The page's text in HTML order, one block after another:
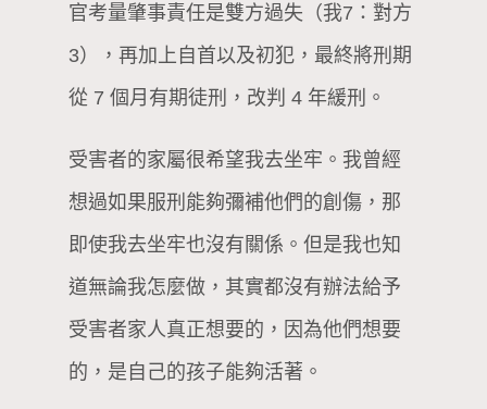
官考量肇事責任是雙方過失（我7：對方
3），再加上自首以及初犯，最終將刑期
從 7 個月有期徒刑，改判 4 年緩刑。
受害者的家屬很希望我去坐牢。我曾經
想過如果服刑能夠彌補他們的創傷，那
即使我去坐牢也沒有關係。但是我也知
道無論我怎麼做，其實都沒有辦法給予
受害者家人真正想要的，因為他們想要
的，是自己的孩子能夠活著。